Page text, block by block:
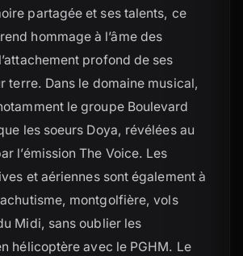
partagée et ses talents, ce
hommage à l’âme des
profond de ses
terre. Dans le domaine musical,
le groupe Boulevard
les soeurs Doya, révélées au
l’émission The Voice. Les
et aériennes sont également à
montgolfière, vols
Midi, sans oublier les
hélicoptère avec le PGHM. Le